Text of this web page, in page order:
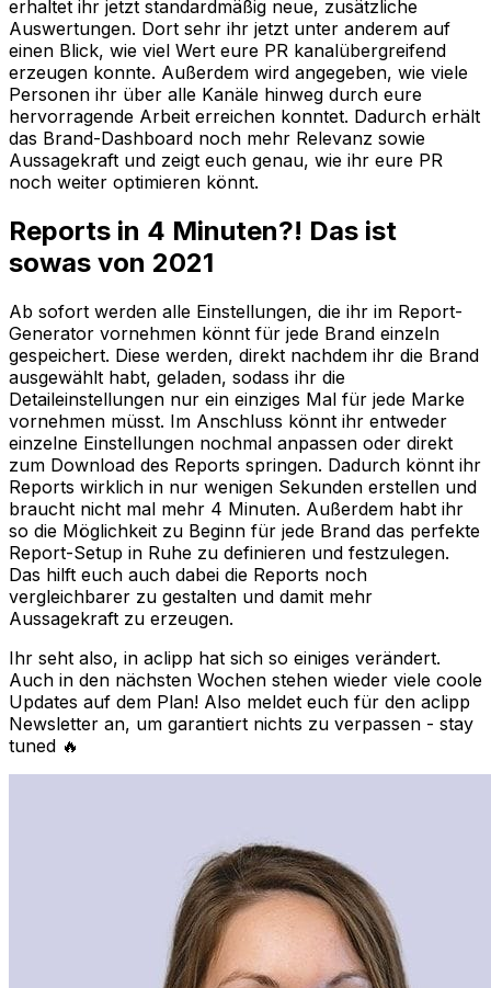
erhaltet ihr jetzt standardmäßig neue, zusätzliche
Auswertungen. Dort sehr ihr jetzt unter anderem auf
einen Blick, wie viel Wert eure PR kanalübergreifend
erzeugen konnte. Außerdem wird angegeben, wie viele
Personen ihr über alle Kanäle hinweg durch eure
hervorragende Arbeit erreichen konntet. Dadurch erhält
das Brand-Dashboard noch mehr Relevanz sowie
Aussagekraft und zeigt euch genau, wie ihr eure PR
noch weiter optimieren könnt.
Reports in 4 Minuten?! Das ist
sowas von 2021
Ab sofort werden alle Einstellungen, die ihr im Report-
Generator vornehmen könnt für jede Brand einzeln
gespeichert. Diese werden, direkt nachdem ihr die Brand
ausgewählt habt, geladen, sodass ihr die
Detaileinstellungen nur ein einziges Mal für jede Marke
vornehmen müsst. Im Anschluss könnt ihr entweder
einzelne Einstellungen nochmal anpassen oder direkt
zum Download des Reports springen. Dadurch könnt ihr
Reports wirklich in nur wenigen Sekunden erstellen und
braucht nicht mal mehr 4 Minuten. Außerdem habt ihr
so die Möglichkeit zu Beginn für jede Brand das perfekte
Report-Setup in Ruhe zu definieren und festzulegen.
Das hilft euch auch dabei die Reports noch
vergleichbarer zu gestalten und damit mehr
Aussagekraft zu erzeugen.
Ihr seht also, in aclipp hat sich so einiges verändert.
Auch in den nächsten Wochen stehen wieder viele coole
Updates auf dem Plan! Also meldet euch für den aclipp
Newsletter an, um garantiert nichts zu verpassen - stay
tuned 🔥